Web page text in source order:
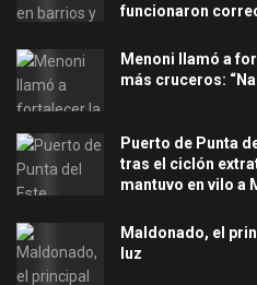
funcionaron
Menoni llamó a
más cruceros:
Puerto de Punta
tras el ciclón
mantuvo en vilo a
Maldonado, el
luz